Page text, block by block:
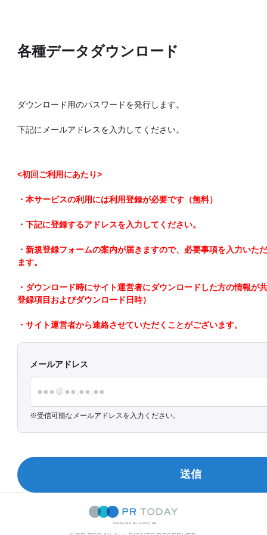
各種データダウンロード
ダウンロード用のパスワードを発行します。
下記にメールアドレスを入力してください。
<初回ご利用にあたり>
・本サービスの利用には利用登録が必要です（無料）
・下記に登録するアドレスを入力してください。
・新規登録フォームの案内が届きますので、必要事項を入力いた
ます。
・ダウンロード時にサイト運営者にダウンロードした方の情報が
登録項目およびダウンロード日時）
・サイト運営者から連絡させていただくことがございます。
メールアドレス
受信可能なメールアドレスを入力ください。
送信